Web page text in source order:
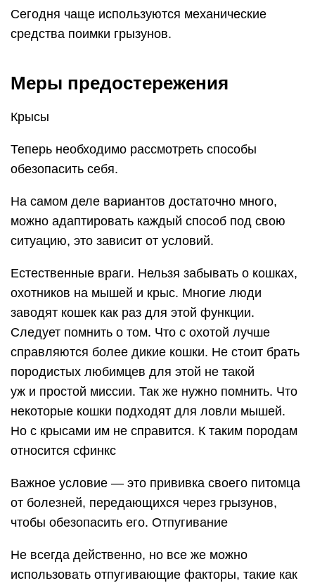
Сегодня чаще используются механические
средства поимки грызунов.
Меры предостережения
Крысы
Теперь необходимо рассмотреть способы
обезопасить себя.
На самом деле вариантов достаточно много,
можно адаптировать каждый способ под свою
ситуацию, это зависит от условий.
Естественные враги. Нельзя забывать о кошках,
охотников на мышей и крыс. Многие люди
заводят кошек как раз для этой функции.
Следует помнить о том. Что с охотой лучше
справляются более дикие кошки. Не стоит брать
породистых любимцев для этой не такой
уж и простой миссии. Так же нужно помнить. Что
некоторые кошки подходят для ловли мышей.
Но с крысами им не справится. К таким породам
относится сфинкс
Важное условие — это прививка своего питомца
от болезней, передающихся через грызунов,
чтобы обезопасить его. Отпугивание
Не всегда действенно, но все же можно
использовать отпугивающие факторы, такие как